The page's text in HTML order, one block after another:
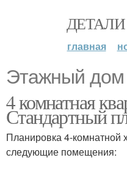
ДЕТАЛИ
главная
Этажный дом
4 комнатная
Стандартный
Планировка 4-комнатной
следующие помещения: